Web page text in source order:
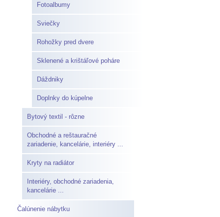
Fotoalbumy
Sviečky
Rohožky pred dvere
Sklenené a krištáľové poháre
Dáždniky
Doplnky do kúpelne
Bytový textil - rôzne
Obchodné a reštauračné
zariadenie, kancelárie, interiéry ...
Kryty na radiátor
Interiéry, obchodné zariadenia,
kancelárie ...
Čalúnenie nábytku